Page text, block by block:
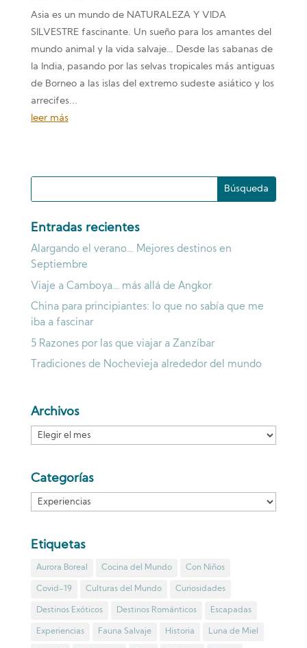
Asia es un mundo de NATURALEZA Y VIDA
SILVESTRE fascinante. Un sueño para los amantes del
mundo animal y la vida salvaje… Desde las sabanas de
la India, pasando por las selvas tropicales más antiguas
de Borneo a las islas del extremo sudeste asiático y los
arrecifes...
leer más
Entradas recientes
Alargando el verano… Mejores destinos en
Septiembre
Viaje a Camboya… más allá de Angkor
China para principiantes: lo que no sabía que me
iba a fascinar
5 Razones por las que viajar a Zanzíbar
Tradiciones de Nochevieja alrededor del mundo
Archivos
Archivos
Categorías
Categorías
Etiquetas
Aurora Boreal Cocina del Mundo Con Niños
Covid-19 Culturas del Mundo Curiosidades
Destinos Exóticos Destinos Románticos Escapadas
Experiencias Fauna Salvaje Historia Luna de Miel